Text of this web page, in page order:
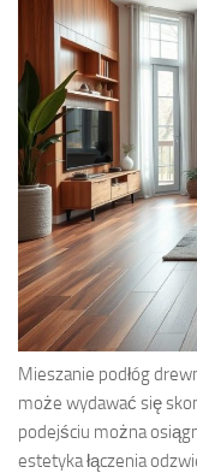
Mieszanie podłóg
może wydawać się
podejściu można
estetyka łączenia